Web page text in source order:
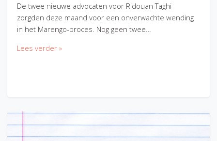
De twee nieuwe advocaten voor Ridouan Taghi
zorgden deze maand voor een onverwachte wending
in het Marengo-proces. Nog geen twee…
Lees verder »